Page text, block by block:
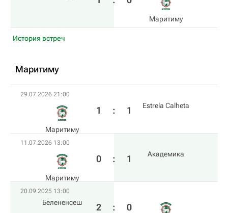
Маритиму
История встреч
Маритиму
29.07.2026 21:00
Маритиму
1 : 1 Estrela Calheta
11.07.2026 13:00
Маритиму
0 : 1 Академика
20.09.2025 13:00
Белененсеш 2 : 0